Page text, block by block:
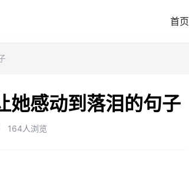
首页
她感动到落泪的句子
164人浏览